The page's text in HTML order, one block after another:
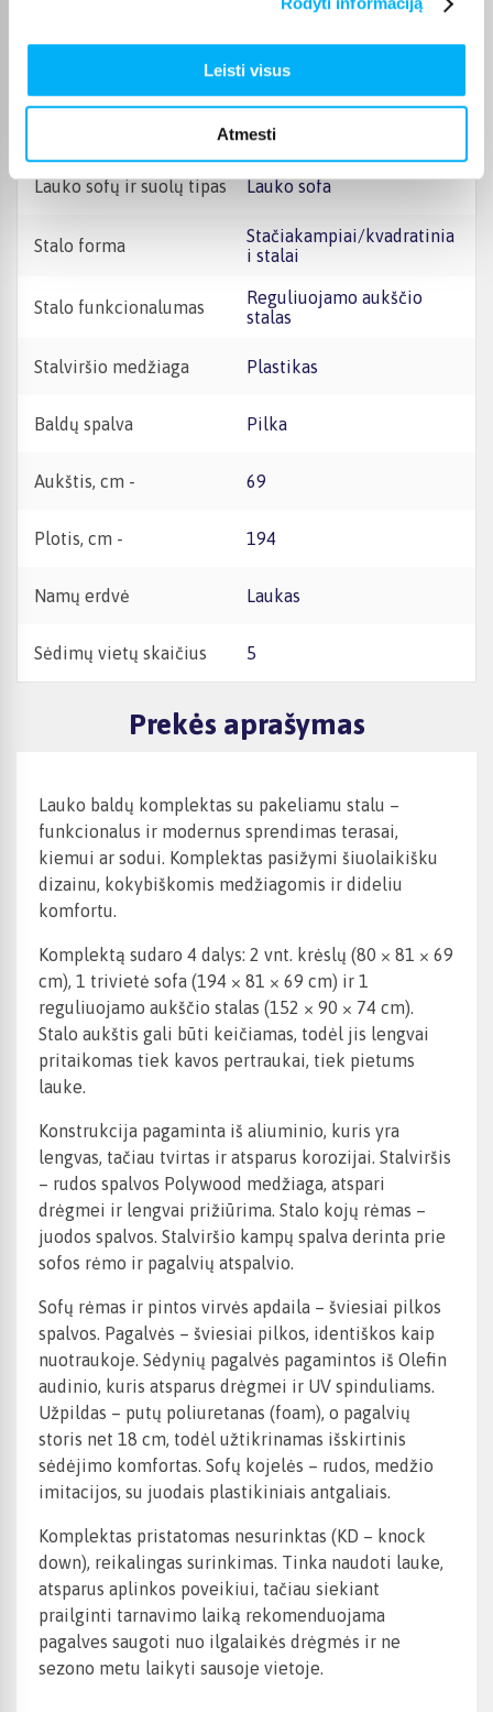
Leisti visus
Atmesti
ir varžtus.
Lauko baldų komplekto
Lauko baldų komplektai
Audinys
Lauko sofų ir suolų tipas Lauko sofa
Stalo forma
Stačiakampiai/kvadratinia
i stalai
Stalo funkcionalumas
Reguliuojamo aukščio
stalas
Stalviršio medžiaga Plastikas
Baldų spalva Pilka
Aukštis, cm - 69
Plotis, cm - 194
Namų erdvė Laukas
Sėdimų vietų skaičius 5
Prekės aprašymas
Lauko baldų komplektas su pakeliamu stalu –
funkcionalus ir modernus sprendimas terasai,
kiemui ar sodui. Komplektas pasižymi šiuolaikišku
dizainu, kokybiškomis medžiagomis ir dideliu
komfortu.
Komplektą sudaro 4 dalys: 2 vnt. krėslų (80 × 81 × 69
cm), 1 trivietė sofa (194 × 81 × 69 cm) ir 1
reguliuojamo aukščio stalas (152 × 90 × 74 cm).
Stalo aukštis gali būti keičiamas, todėl jis lengvai
pritaikomas tiek kavos pertraukai, tiek pietums
lauke.
Konstrukcija pagaminta iš aliuminio, kuris yra
lengvas, tačiau tvirtas ir atsparus korozijai. Stalviršis
– rudos spalvos Polywood medžiaga, atspari
drėgmei ir lengvai prižiūrima. Stalo kojų rėmas –
juodos spalvos. Stalviršio kampų spalva derinta prie
sofos rėmo ir pagalvių atspalvio.
Sofų rėmas ir pintos virvės apdaila – šviesiai pilkos
spalvos. Pagalvės – šviesiai pilkos, identiškos kaip
nuotraukoje. Sėdynių pagalvės pagamintos iš Olefin
audinio, kuris atsparus drėgmei ir UV spinduliams.
Užpildas – putų poliuretanas (foam), o pagalvių
storis net 18 cm, todėl užtikrinamas išskirtinis
sėdėjimo komfortas. Sofų kojelės – rudos, medžio
imitacijos, su juodais plastikiniais antgaliais.
Komplektas pristatomas nesurinktas (KD – knock
down), reikalingas surinkimas. Tinka naudoti lauke,
atsparus aplinkos poveikiui, tačiau siekiant
prailginti tarnavimo laiką rekomenduojama
pagalves saugoti nuo ilgalaikės drėgmės ir ne
sezono metu laikyti sausoje vietoje.